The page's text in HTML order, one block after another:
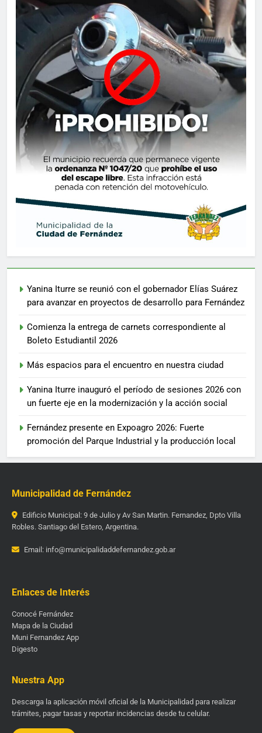
Yanina Iturre se reunió con el gobernador Elías Suárez
para avanzar en proyectos de desarrollo para Fernández
Comienza la entrega de carnets correspondiente al
Boleto Estudiantil 2026
Más espacios para el encuentro en nuestra ciudad
Yanina Iturre inauguró el período de sesiones 2026 con
un fuerte eje en la modernización y la acción social
Fernández presente en Expoagro 2026: Fuerte
promoción del Parque Industrial y la producción local
Municipalidad de Fernández
Edificio Municipal: 9 de Julio y Av San Martin. Fernandez, Dpto Villa
Robles. Santiago del Estero, Argentina.
Email: info@municipalidaddefernandez.gob.ar
Enlaces de Interés
Conocé Fernández
Mapa de la Ciudad
Muni Fernandez App
Digesto
Nuestra App
Descarga la aplicación móvil oficial de la Municipalidad para realizar
trámites, pagar tasas y reportar incidencias desde tu celular.